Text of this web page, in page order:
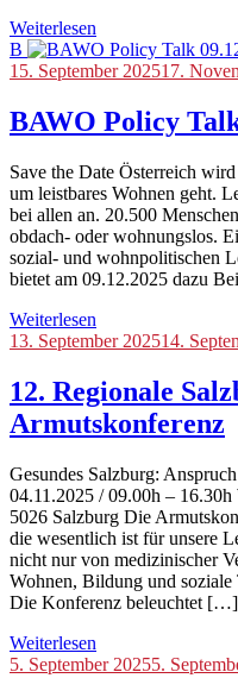
Weiterlesen
B
Blog,
15. September 202517.
BAWO Policy
Save the Date Österreich
um leistbares Wohnen geht.
bei allen an. 20.500
obdach- oder wohnungslos.
sozial- und wohnpolitischen
bietet am 09.12.2025 dazu
Weiterlesen
Blog,
13. September 202514.
12. Regionale
Armutskonferenz
Gesundes Salzburg:
04.11.2025 / 09.00h –
5026 Salzburg Die
die wesentlich ist für unsere
nicht nur von medizinischer
Wohnen, Bildung und soziale
Die Konferenz beleuchtet […]
Weiterlesen
Blog
5. September 20255.